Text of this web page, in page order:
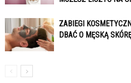
ZABIEGI
DBAĆ O MĘSKĄ